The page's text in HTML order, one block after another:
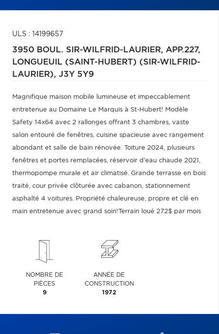
ULS : 14199657
3950 BOUL. SIR-WILFRID-LAURIER, APP.227,
LONGUEUIL (SAINT-HUBERT) (SIR-WILFRID-
LAURIER), J3Y 5Y9
Magnifique maison mobile lumineuse et impeccablement
entretenue au Domaine Le Marquis à St-Hubert! Modèle
Safety 14x64 avec 2 rallonges offrant 3 chambres, vaste
salon entouré de fenêtres, cuisine spacieuse avec rangement
abondant et salle de bain rénovée. Toiture 2024, plusieurs
fenêtres et portes remplacées, réservoir d'eau chaude 2021,
thermopompe murale et air climatisé. Grande terrasse en bois
traité, cour privée clôturée avec cabanon, stationnement
asphalté 4 voitures. Propriété chaleureuse, propre et clé en
main entretenue avec grand soin!Terrain loué 272$ par mois
NOMBRE DE
PIÈCES
9
ANNÉE DE
CONSTRUCTION
1972